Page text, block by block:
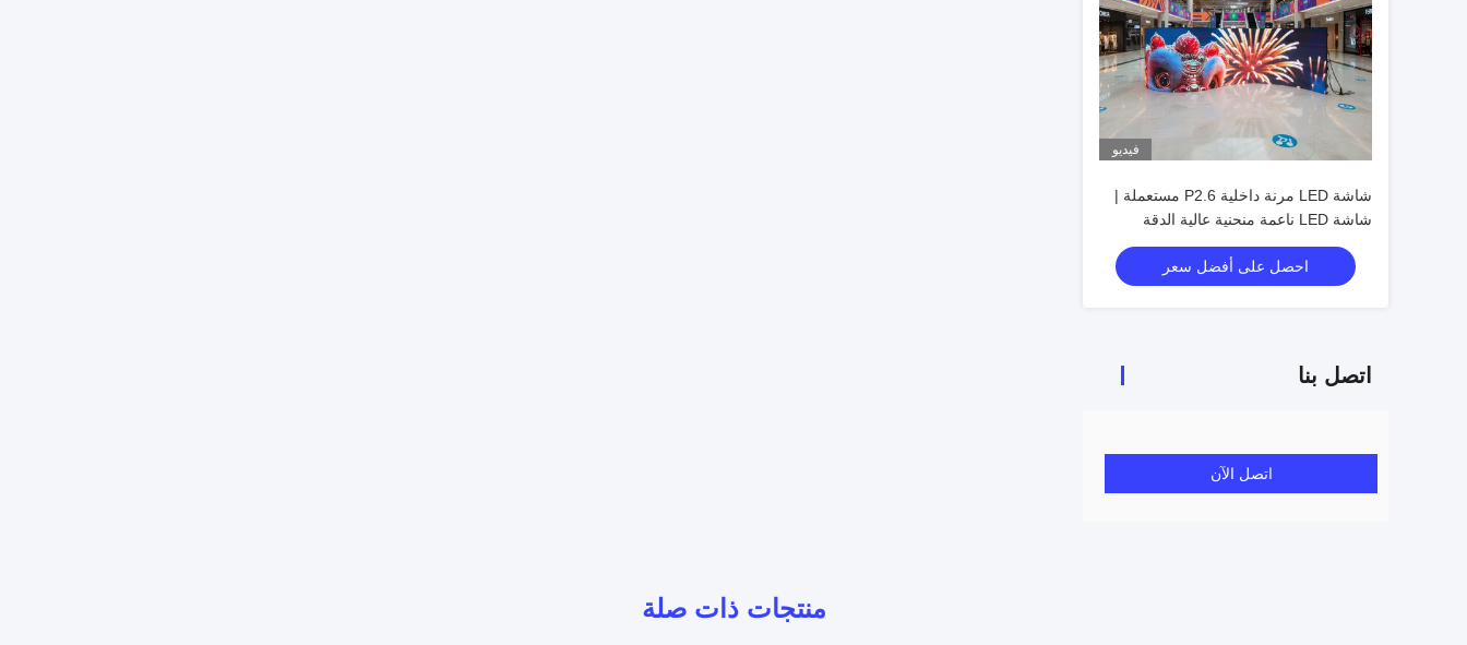
فيديو
شاشة LED مرنة داخلية P2.6 مستعملة |
شاشة LED ناعمة منحنية عالية الدقة
احصل على أفضل سعر
اتصل بنا
اتصل الآن
منتجات ذات صلة